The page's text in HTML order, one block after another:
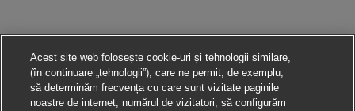
Acest site web folosește cookie-uri și tehnologii similare,
(în continuare „tehnologii”), care ne permit, de exemplu,
să determinăm frecvența cu care sunt vizitate paginile
noastre de internet, numărul de vizitatori, să configurăm